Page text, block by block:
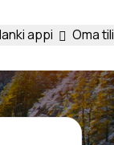
appi Oma tili